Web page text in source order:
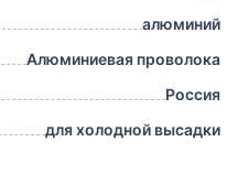
алюминий
Алюминиевая проволока
Россия
для холодной высадки